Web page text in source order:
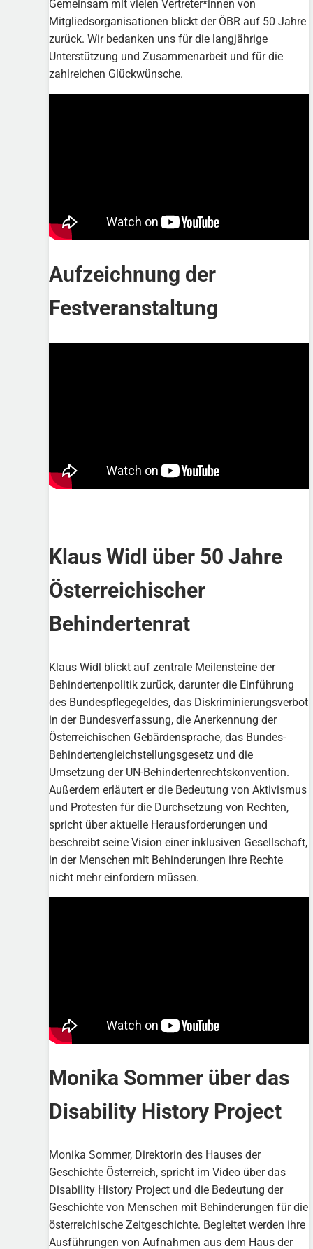
Gemeinsam mit vielen Vertreter*innen von
Mitgliedsorganisationen blickt der ÖBR auf 50 Jahre
zurück. Wir bedanken uns für die langjährige
Unterstützung und Zusammenarbeit und für die
zahlreichen Glückwünsche.
Aufzeichnung der
Festveranstaltung
Klaus Widl über 50 Jahre
Österreichischer
Behindertenrat
Klaus Widl blickt auf zentrale Meilensteine der
Behindertenpolitik zurück, darunter die Einführung
des Bundespflegegeldes, das Diskriminierungsverbot
in der Bundesverfassung, die Anerkennung der
Österreichischen Gebärdensprache, das Bundes-
Behindertengleichstellungsgesetz und die
Umsetzung der UN-Behindertenrechtskonvention.
Außerdem erläutert er die Bedeutung von Aktivismus
und Protesten für die Durchsetzung von Rechten,
spricht über aktuelle Herausforderungen und
beschreibt seine Vision einer inklusiven Gesellschaft,
in der Menschen mit Behinderungen ihre Rechte
nicht mehr einfordern müssen.
Monika Sommer über das
Disability History Project
Monika Sommer, Direktorin des Hauses der
Geschichte Österreich, spricht im Video über das
Disability History Project und die Bedeutung der
Geschichte von Menschen mit Behinderungen für die
österreichische Zeitgeschichte. Begleitet werden ihre
Ausführungen von Aufnahmen aus dem Haus der